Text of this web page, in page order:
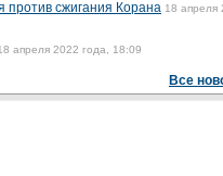
против сжигания Корана 18 апреля
апреля 2022 года, 18:09
Все